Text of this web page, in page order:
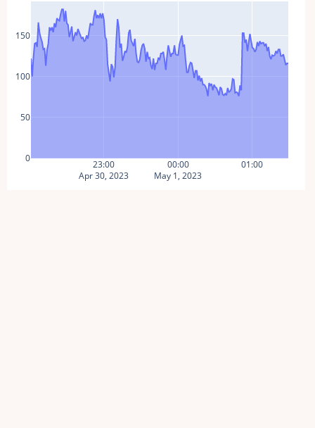
23:00
Apr 30, 2023
00:00
May 1, 2023
01:00
0
50
100
150